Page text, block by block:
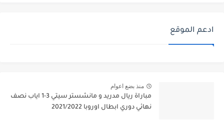
ادعم الموقع
منذ بضع اعوام
مباراة ريال مدريد و مانشستر سيتي 3-1 اياب نصف
نهائي دوري ابطال اوروبا 2021/2022